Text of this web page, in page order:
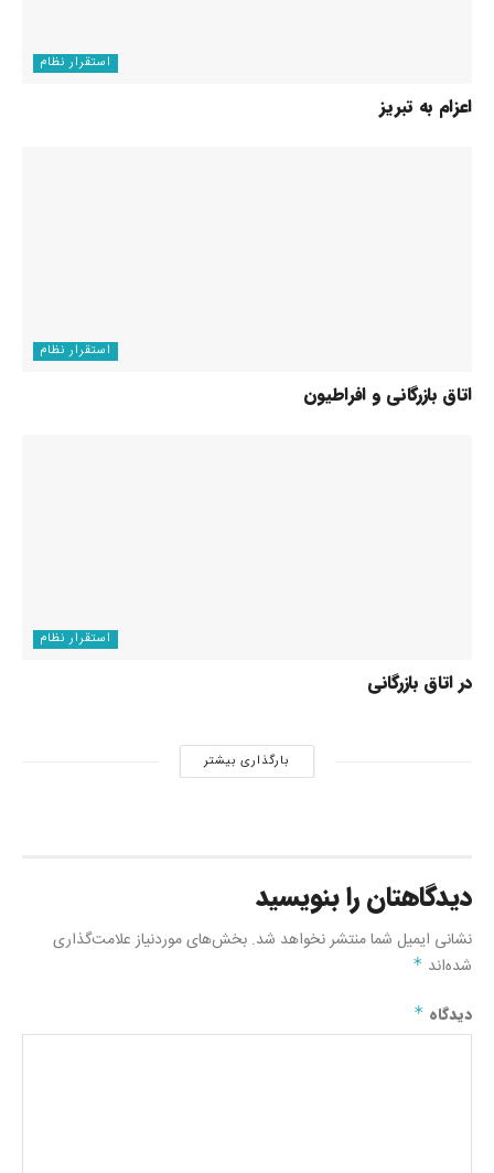
استقرار نظام
اعزام به تبریز
استقرار نظام
اتاق بازرگانی و افراطیون
استقرار نظام
در اتاق بازرگانی
بارگذاری بیشتر
دیدگاهتان را بنویسید
نشانی ایمیل شما منتشر نخواهد شد.بخش‌های موردنیاز علامت‌گذاری
شده‌اند*
دیدگاه*